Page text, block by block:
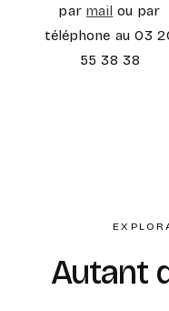
par mail ou par
téléphone au 03
55 38 38
Autant